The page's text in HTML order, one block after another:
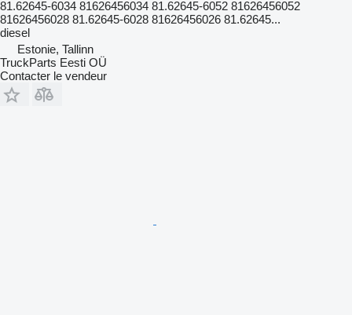
81.62645-6034 81626456034 81.62645-6052 81626456052
81626456028 81.62645-6028 81626456026 81.62645...
diesel
Estonie, Tallinn
TruckParts Eesti OÜ
Contacter le vendeur